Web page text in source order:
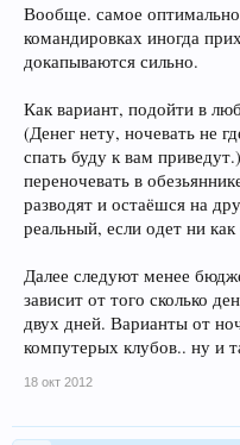
Вообще. самое
командировках иногда
докапываются сильно.
Как вариант, подойти в
(Денег нету, ночевать не
спать буду к вам
переночевать в
разводят и остаёшся на
реальный, если одет ни
Далее следуют менее
зависит от того сколько
двух дней. Варианты от
компутерых клубов.. ну и
18 окт 2012